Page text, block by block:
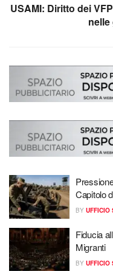
USAMI: Diritto dei
Capitolo
BY UFFICIO
Fiducia
Migranti
BY UFFICIO